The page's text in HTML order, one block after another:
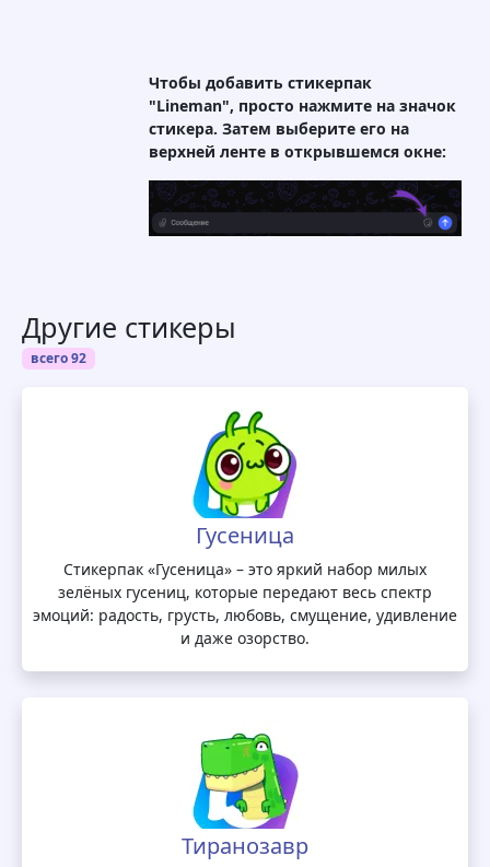
Чтобы добавить стикерпак
"Lineman", просто нажмите на значок
стикера. Затем выберите его на
верхней ленте в открывшемся окне:
Другие стикеры
всего 92
Гусеница
Стикерпак «Гусеница» – это яркий набор милых
зелёных гусениц, которые передают весь спектр
эмоций: радость, грусть, любовь, смущение, удивление
и даже озорство.
Тиранозавр